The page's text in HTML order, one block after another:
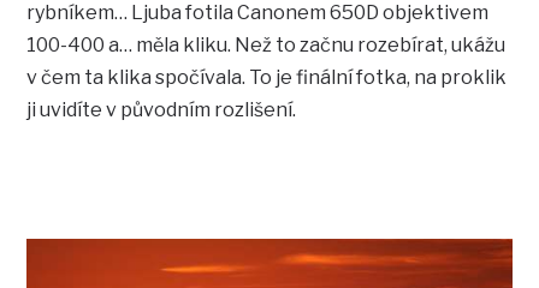
rybníkem… Ljuba fotila Canonem 650D objektivem
100-400 a… měla kliku. Než to začnu rozebírat, ukážu
v čem ta klika spočívala. To je finální fotka, na proklik
ji uvidíte v původním rozlišení.